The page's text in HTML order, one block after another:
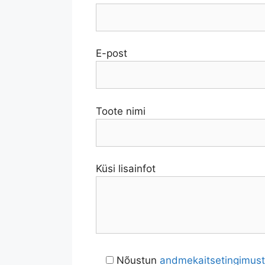
E-post
Toote nimi
Küsi lisainfot
Nõustun